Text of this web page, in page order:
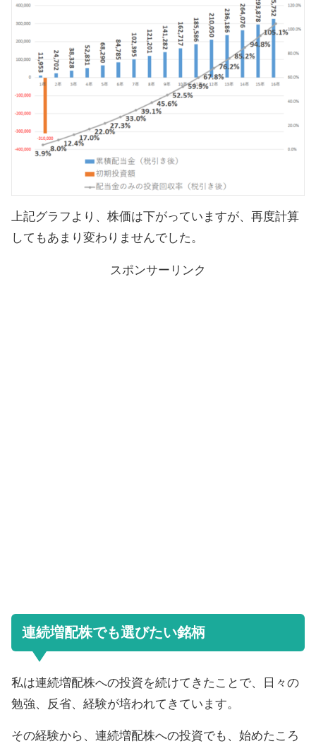
上記グラフより、株価は下がっていますが、再度計算
してもあまり変わりませんでした。
スポンサーリンク
連続増配株でも選びたい銘柄
私は連続増配株への投資を続けてきたことで、日々の
勉強、反省、経験が培われてきています。
その経験から、連続増配株への投資でも、始めたころ